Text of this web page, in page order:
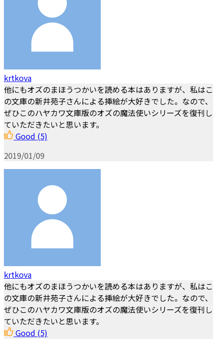
krtkova
他にもオズのまほうつかいを読める本はありますが、私はこ
の文庫の新井苑子さんによる挿絵が大好きでした。なので、
ぜひこのハヤカワ文庫版のオズの魔法使いシリーズを復刊し
ていただきたいと思います。
Good (5)
2019/01/09
krtkova
他にもオズのまほうつかいを読める本はありますが、私はこ
の文庫の新井苑子さんによる挿絵が大好きでした。なので、
ぜひこのハヤカワ文庫版のオズの魔法使いシリーズを復刊し
ていただきたいと思います。
Good (5)